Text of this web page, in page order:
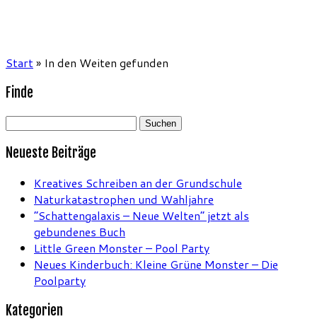
Start» In den Weiten gefunden
Finde
Suchen
Neueste Beiträge
Kreatives Schreiben an der Grundschule
Naturkatastrophen und Wahljahre
“Schattengalaxis – Neue Welten” jetzt als
gebundenes Buch
Little Green Monster – Pool Party
Neues Kinderbuch: Kleine Grüne Monster – Die
Poolparty
Kategorien